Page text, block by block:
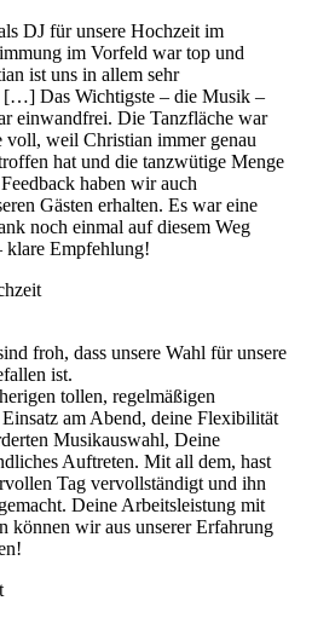
DJ für unsere Hochzeit im
im Vorfeld war top und
ist uns in allem sehr
[…] Das Wichtigste – die Musik –
einwandfrei. Die Tanzfläche war
voll, weil Christian immer genau
hat und die tanzwütige Menge
haben wir auch
Gästen erhalten. Es war eine
noch einmal auf diesem Weg
klare Empfehlung!
froh, dass unsere Wahl für unsere
ist.
tollen, regelmäßigen
am Abend, deine Flexibilität
Musikauswahl, Deine
Auftreten. Mit all dem, hast
Tag vervollständigt und ihn
Deine Arbeitsleistung mit
können wir aus unserer Erfahrung